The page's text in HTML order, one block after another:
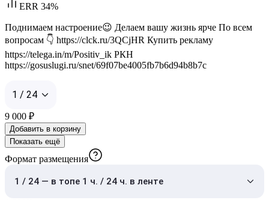
ERR 34%
Поднимаем настроение😉 Делаем вашу жизнь ярче По всем
вопросам 👇 https://clck.ru/3QCjHR Купить рекламу
https://telega.in/m/Positiv_ik РКН
https://gosuslugi.ru/snet/69f07be4005fb7b6d94b8b7c
1 / 24
9 000 ₽
Добавить в корзину
Показать ещё
Формат размещения
1 / 24 — в топе 1 ч. / 24 ч. в ленте